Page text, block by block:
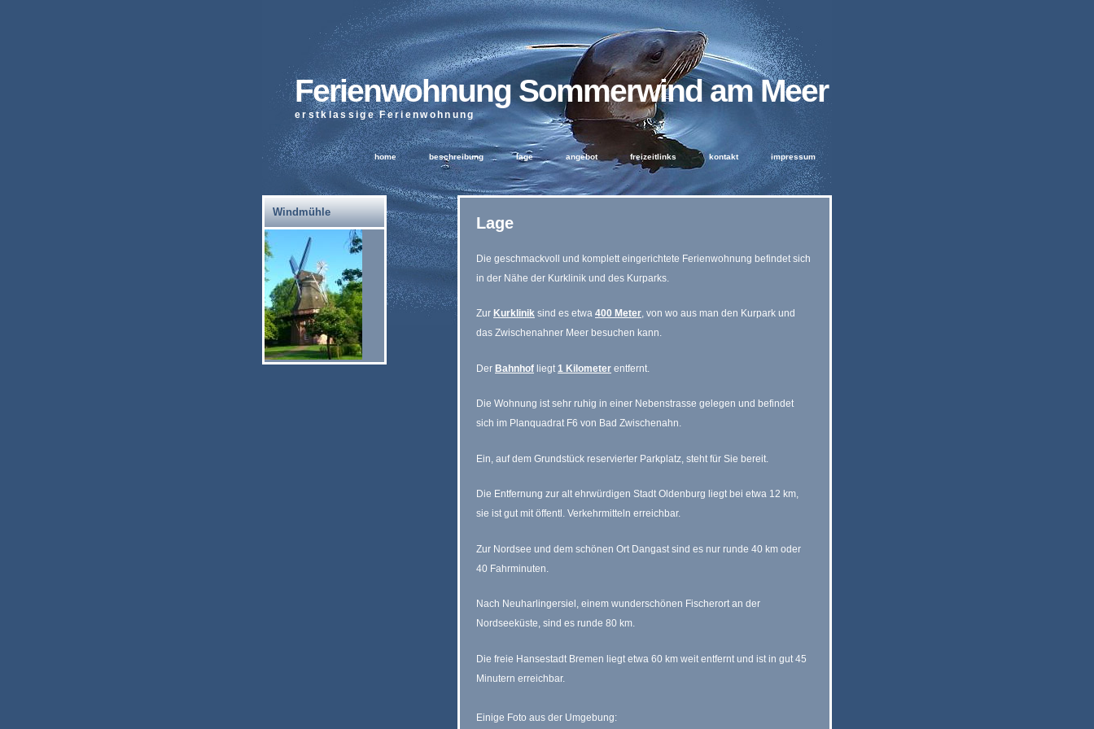
Ferienwohnung Sommerwind am Meer
erstklassige Ferienwohnung
home beschreibung lage angebot freizeitlinks kontakt impressum
Windmühle
Lage
Die geschmackvoll und komplett eingerichtete Ferienwohnung befindet sich
in der Nähe der Kurklinik und des Kurparks.
Zur Kurklinik sind es etwa 400 Meter, von wo aus man den Kurpark und
das Zwischenahner Meer besuchen kann.
Der Bahnhof liegt 1 Kilometer entfernt.
Die Wohnung ist sehr ruhig in einer Nebenstrasse gelegen und befindet
sich im Planquadrat F6 von Bad Zwischenahn.
Ein, auf dem Grundstück reservierter Parkplatz, steht für Sie bereit.
Die Entfernung zur alt ehrwürdigen Stadt Oldenburg liegt bei etwa 12 km,
sie ist gut mit öffentl. Verkehrmitteln erreichbar.
Zur Nordsee und dem schönen Ort Dangast sind es nur runde 40 km oder
40 Fahrminuten.
Nach Neuharlingersiel, einem wunderschönen Fischerort an der
Nordseeküste, sind es runde 80 km.
Die freie Hansestadt Bremen liegt etwa 60 km weit entfernt und ist in gut 45
Minutern erreichbar.
Einige Foto aus der Umgebung: